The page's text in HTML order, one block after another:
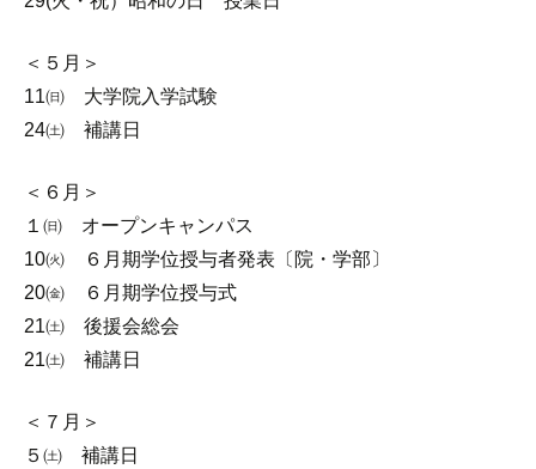
＜５月＞
11㈰ 大学院入学試験
24㈯ 補講日
＜６月＞
１㈰ オープンキャンパス
10㈫ ６月期学位授与者発表〔院・学部〕
20㈮ ６月期学位授与式
21㈯ 後援会総会
21㈯ 補講日
＜７月＞
５㈯ 補講日